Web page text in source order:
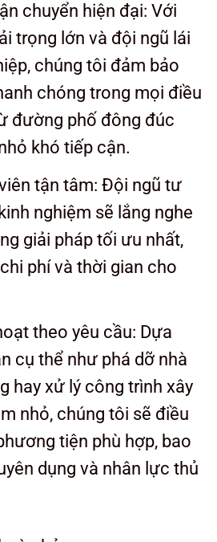
chuyển hiện đại: Với
trọng lớn và đội ngũ lái
chúng tôi đảm bảo
chóng trong mọi điều
đường phố đông đúc
khó tiếp cận.
tận tâm: Đội ngũ tư
nghiệm sẽ lắng nghe
giải pháp tối ưu nhất,
phí và thời gian cho
theo yêu cầu: Dựa
cụ thể như phá dỡ nhà
hay xử lý công trình xây
nhỏ, chúng tôi sẽ điều
tiện phù hợp, bao
dụng và nhân lực thủ